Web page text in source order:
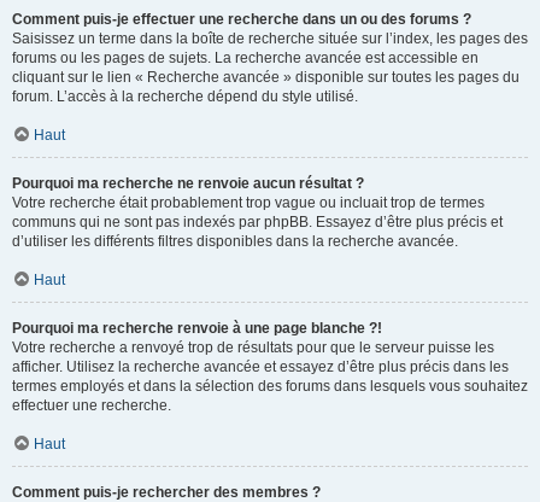
Comment puis-je effectuer une recherche dans un ou des forums ?
Saisissez un terme dans la boîte de recherche située sur l’index, les pages des
forums ou les pages de sujets. La recherche avancée est accessible en
cliquant sur le lien « Recherche avancée » disponible sur toutes les pages du
forum. L’accès à la recherche dépend du style utilisé.
Haut
Pourquoi ma recherche ne renvoie aucun résultat ?
Votre recherche était probablement trop vague ou incluait trop de termes
communs qui ne sont pas indexés par phpBB. Essayez d’être plus précis et
d’utiliser les différents filtres disponibles dans la recherche avancée.
Haut
Pourquoi ma recherche renvoie à une page blanche ?!
Votre recherche a renvoyé trop de résultats pour que le serveur puisse les
afficher. Utilisez la recherche avancée et essayez d’être plus précis dans les
termes employés et dans la sélection des forums dans lesquels vous souhaitez
effectuer une recherche.
Haut
Comment puis-je rechercher des membres ?